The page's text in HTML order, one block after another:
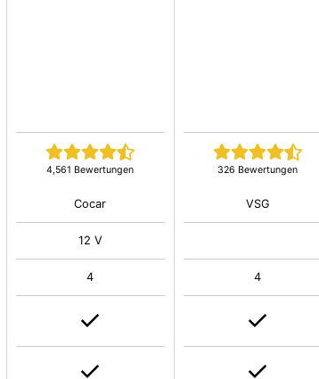
4,561 Bewertungen
Cocar
12 V
4
326 Bewertungen
VSG
4